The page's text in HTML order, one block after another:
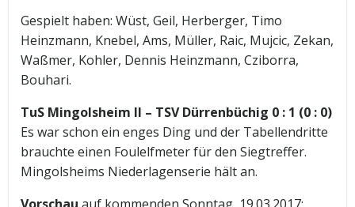
Gespielt haben: Wüst, Geil, Herberger, Timo
Heinzmann, Knebel, Ams, Müller, Raic, Mujcic, Zekan,
Waßmer, Kohler, Dennis Heinzmann, Cziborra,
Bouhari.
TuS Mingolsheim II – TSV Dürrenbüchig 0 : 1 (0 : 0)
Es war schon ein enges Ding und der Tabellendritte
brauchte einen Foulelfmeter für den Siegtreffer.
Mingolsheims Niederlagenserie hält an.